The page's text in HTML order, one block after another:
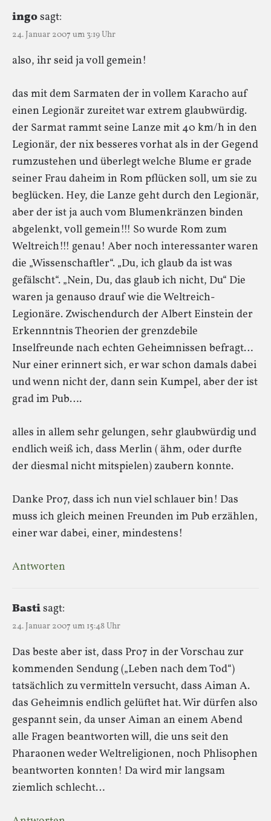
ingosagt:
24. Januar 2007 um 3:19 Uhr
also, ihr seid ja voll gemein!
das mit dem Sarmaten der in vollem Karacho auf
einen Legionär zureitet war extrem glaubwürdig.
der Sarmat rammt seine Lanze mit 40 km/h in den
Legionär, der nix besseres vorhat als in der Gegend
rumzustehen und überlegt welche Blume er grade
seiner Frau daheim in Rom pflücken soll, um sie zu
beglücken. Hey, die Lanze geht durch den Legionär,
aber der ist ja auch vom Blumenkränzen binden
abgelenkt, voll gemein!!! So wurde Rom zum
Weltreich!!! genau! Aber noch interessanter waren
die „Wissenschaftler“. „Du, ich glaub da ist was
gefälscht“. „Nein, Du, das glaub ich nicht, Du“ Die
waren ja genauso drauf wie die Weltreich-
Legionäre. Zwischendurch der Albert Einstein der
Erkennntnis Theorien der grenzdebile
Inselfreunde nach echten Geheimnissen befragt…
Nur einer erinnert sich, er war schon damals dabei
und wenn nicht der, dann sein Kumpel, aber der ist
grad im Pub….
alles in allem sehr gelungen, sehr glaubwürdig und
endlich weiß ich, dass Merlin ( ähm, oder durfte
der diesmal nicht mitspielen) zaubern konnte.
Danke Pro7, dass ich nun viel schlauer bin! Das
muss ich gleich meinen Freunden im Pub erzählen,
einer war dabei, einer, mindestens!
Antworten
Bastisagt:
24. Januar 2007 um 15:48 Uhr
Das beste aber ist, dass Pro7 in der Vorschau zur
kommenden Sendung („Leben nach dem Tod“)
tatsächlich zu vermitteln versucht, dass Aiman A.
das Geheimnis endlich gelüftet hat. Wir dürfen also
gespannt sein, da unser Aiman an einem Abend
alle Fragen beantworten will, die uns seit den
Pharaonen weder Weltreligionen, noch Phlisophen
beantworten konnten! Da wird mir langsam
ziemlich schlecht…